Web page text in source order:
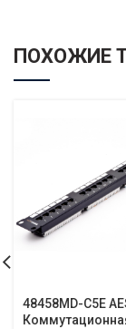
ПОХОЖИЕ
48458MD-C5E